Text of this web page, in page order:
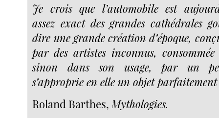
Je crois que l’automobile est
assez exact des grandes cathédrales
dire une grande création d’époque,
par des artistes inconnus,
sinon dans son usage, par un
s’approprie en elle un objet
Roland Barthes,Mythologies.